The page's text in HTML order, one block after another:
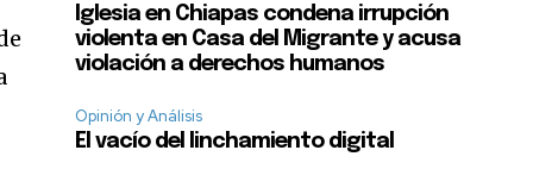
Iglesia en Chiapas condena irrupción
violenta en Casa del Migrante y acusa
violación a derechos humanos
Opinión y Análisis
El vacío del linchamiento digital